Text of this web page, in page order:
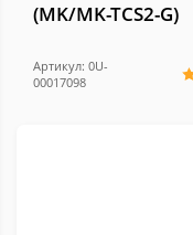
(MK/MK-TCS2-G)
Артикул: 0U-
00017098